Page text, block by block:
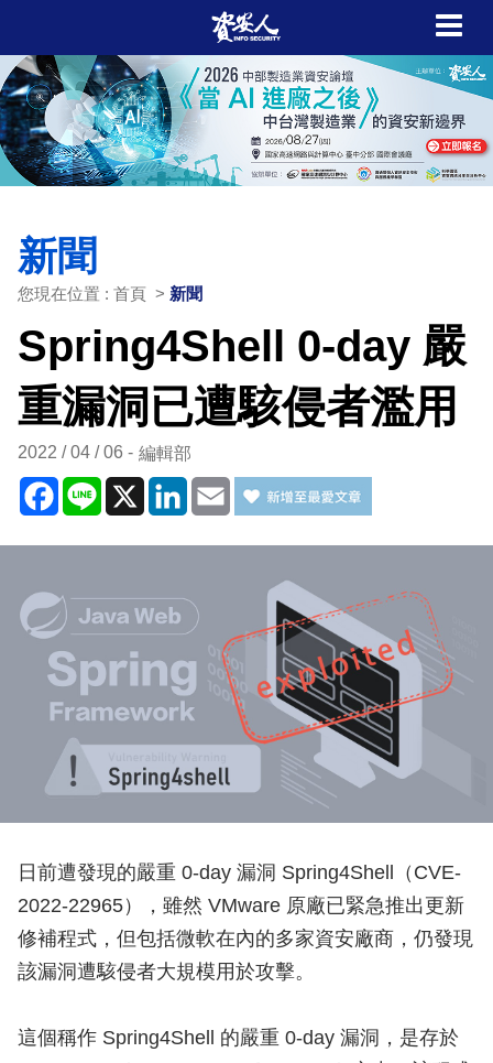
新聞
您現在位置 : 首頁 > 新聞
Spring4Shell 0-day 嚴
重漏洞已遭駭侵者濫用
2022 / 04 / 06 編輯部
Facebook
Line X LinkedIn
Email
日前遭發現的嚴重 0-day 漏洞 Spring4Shell（CVE-
2022-22965），雖然 VMware 原廠已緊急推出更新
修補程式，但包括微軟在內的多家資安廠商，仍發現
該漏洞遭駭侵者大規模用於攻擊。
這個稱作 Spring4Shell 的嚴重 0-day 漏洞，是存於